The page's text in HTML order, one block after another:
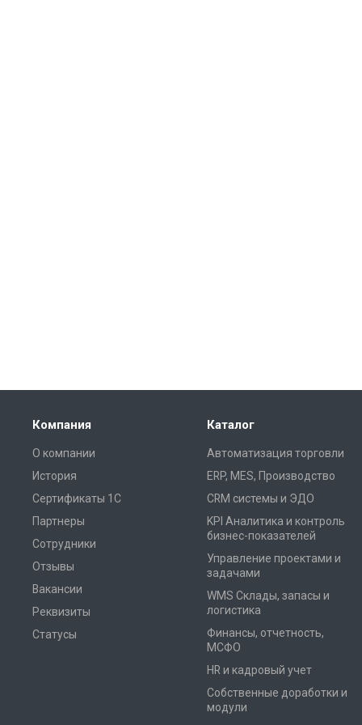
Компания
О компании
История
Сертификаты 1С
Партнеры
Сотрудники
Отзывы
Вакансии
Реквизиты
Статусы
Каталог
Автоматизация торговли
ERP, MES, Производство
CRM системы и ЭДО
KPI Аналитика и контроль
бизнес-показателей
Управление проектами и
задачами
WMS Склады, запасы и
логистика
Финансы, отчетность,
МСФО
HR и кадровый учет
Собственные доработки и
модули